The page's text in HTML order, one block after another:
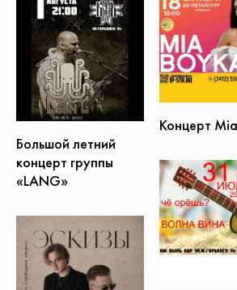
Концерт
Большой летний
концерт группы
«LANG»